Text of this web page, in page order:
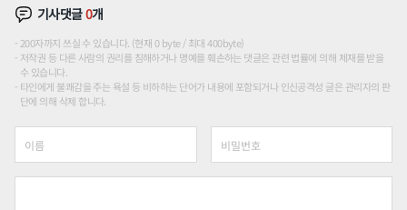
기사댓글0개
200자까지 쓰실 수 있습니다. (현재 0 byte / 최대 400byte)
저작권 등 다른 사람의 권리를 침해하거나 명예를 훼손하는 댓글은 관련 법률에 의해 제재를 받을
수 있습니다.
타인에게 불쾌감을 주는 욕설 등 비하하는 단어가 내용에 포함되거나 인신공격성 글은 관리자의 판
단에 의해 삭제 합니다.